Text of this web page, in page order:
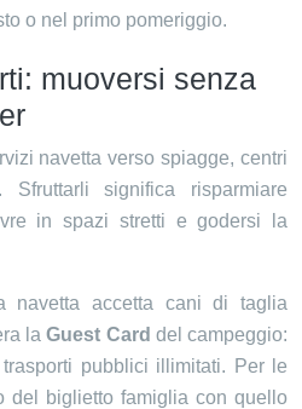
o nel primo pomeriggio.
muoversi senza
navetta verso spiagge, centri
significa risparmiare
in spazi stretti e godersi la
navetta accetta cani di taglia
laGuest Card del campeggio:
pubblici illimitati. Per le
del biglietto famiglia con quello